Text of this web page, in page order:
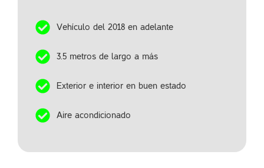
Vehículo del 2018 en adelante
3.5 metros de largo a más
Exterior e interior en buen estado
Aire acondicionado